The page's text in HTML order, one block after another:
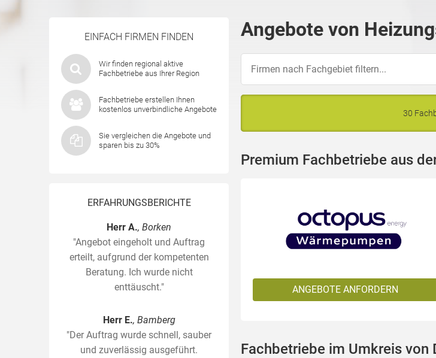
EINFACH FIRMEN FINDEN
Wir finden regional aktive
Fachbetriebe aus Ihrer Region
Fachbetriebe erstellen Ihnen
kostenlos unverbindliche Angebote
Sie vergleichen die Angebote und
sparen bis zu 30%
ERFAHRUNGSBERICHTE
Herr A., Borken
"Angebot eingeholt und Auftrag
erteilt, aufgrund der kompetenten
Beratung. Ich wurde nicht
enttäuscht."
Herr E., Bamberg
"Der Auftrag wurde schnell, sauber
und zuverlässig ausgeführt.
Angebote von
30
Premium Fachbetriebe aus
ANGEBOTE ANFORDERN
Fachbetriebe im Umkreis von